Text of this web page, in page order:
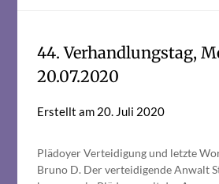
44. Verhandlungstag,
20.07.2020
Erstellt am 20. Juli 2020
Plädoyer Verteidigung und letzte
Bruno D. Der verteidigende Anwalt